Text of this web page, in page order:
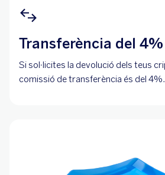
Transferència del 4%
Si sol·licites la devolució dels teus
comissió de transferència és del 4%.